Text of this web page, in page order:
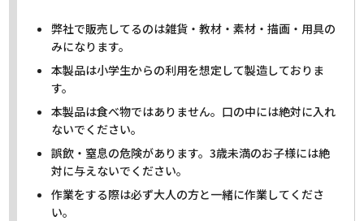
弊社で販売してるのは雑貨・教材・素材・描画・用具の
みになります。
本製品は小学生からの利用を想定して製造しておりま
す。
本製品は食べ物ではありません。口の中には絶対に入れ
ないでください。
誤飲・窒息の危険があります。3歳未満のお子様には絶
対に与えないでください。
作業をする際は必ず大人の方と一緒に作業してくださ
い。